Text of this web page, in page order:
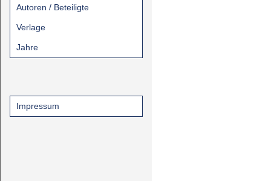
Autoren / Beteiligte
Verlage
Jahre
Impressum